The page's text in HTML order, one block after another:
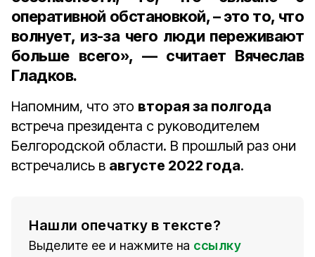
оперативной обстановкой, – это то, что
волнует, из-за чего люди переживают
больше всего», — считает Вячеслав
Гладков.
Напомним, что это вторая за полгода
встреча президента с руководителем
Белгородской области. В прошлый раз они
встречались в августе 2022 года.
Нашли опечатку в тексте?
Выделите ее и нажмите на ссылку